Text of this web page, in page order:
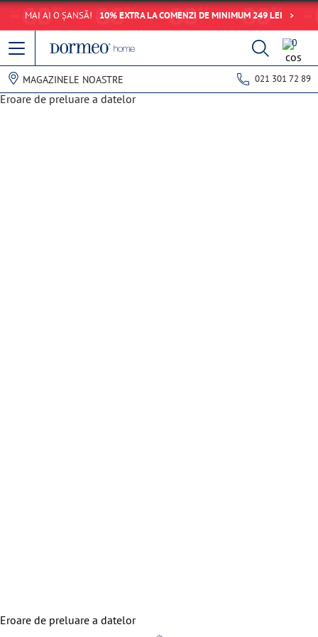
MAI AI O ȘANSĂ! 10% EXTRA LA COMENZI DE MINIMUM 249 LEI
0
MAGAZINELE NOASTRE 021 301 72 89
Eroare de preluare a datelor
Eroare de preluare a datelor